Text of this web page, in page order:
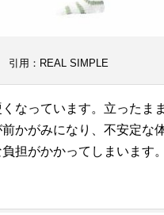
引用：REAL SIMPLE
なっています。立ったま
かがみになり、不安定な
担がかかってしまいます。